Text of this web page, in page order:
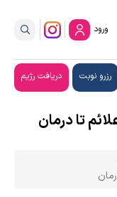
ورود
رزرو نوبت دریافت رژیم
تا درمان